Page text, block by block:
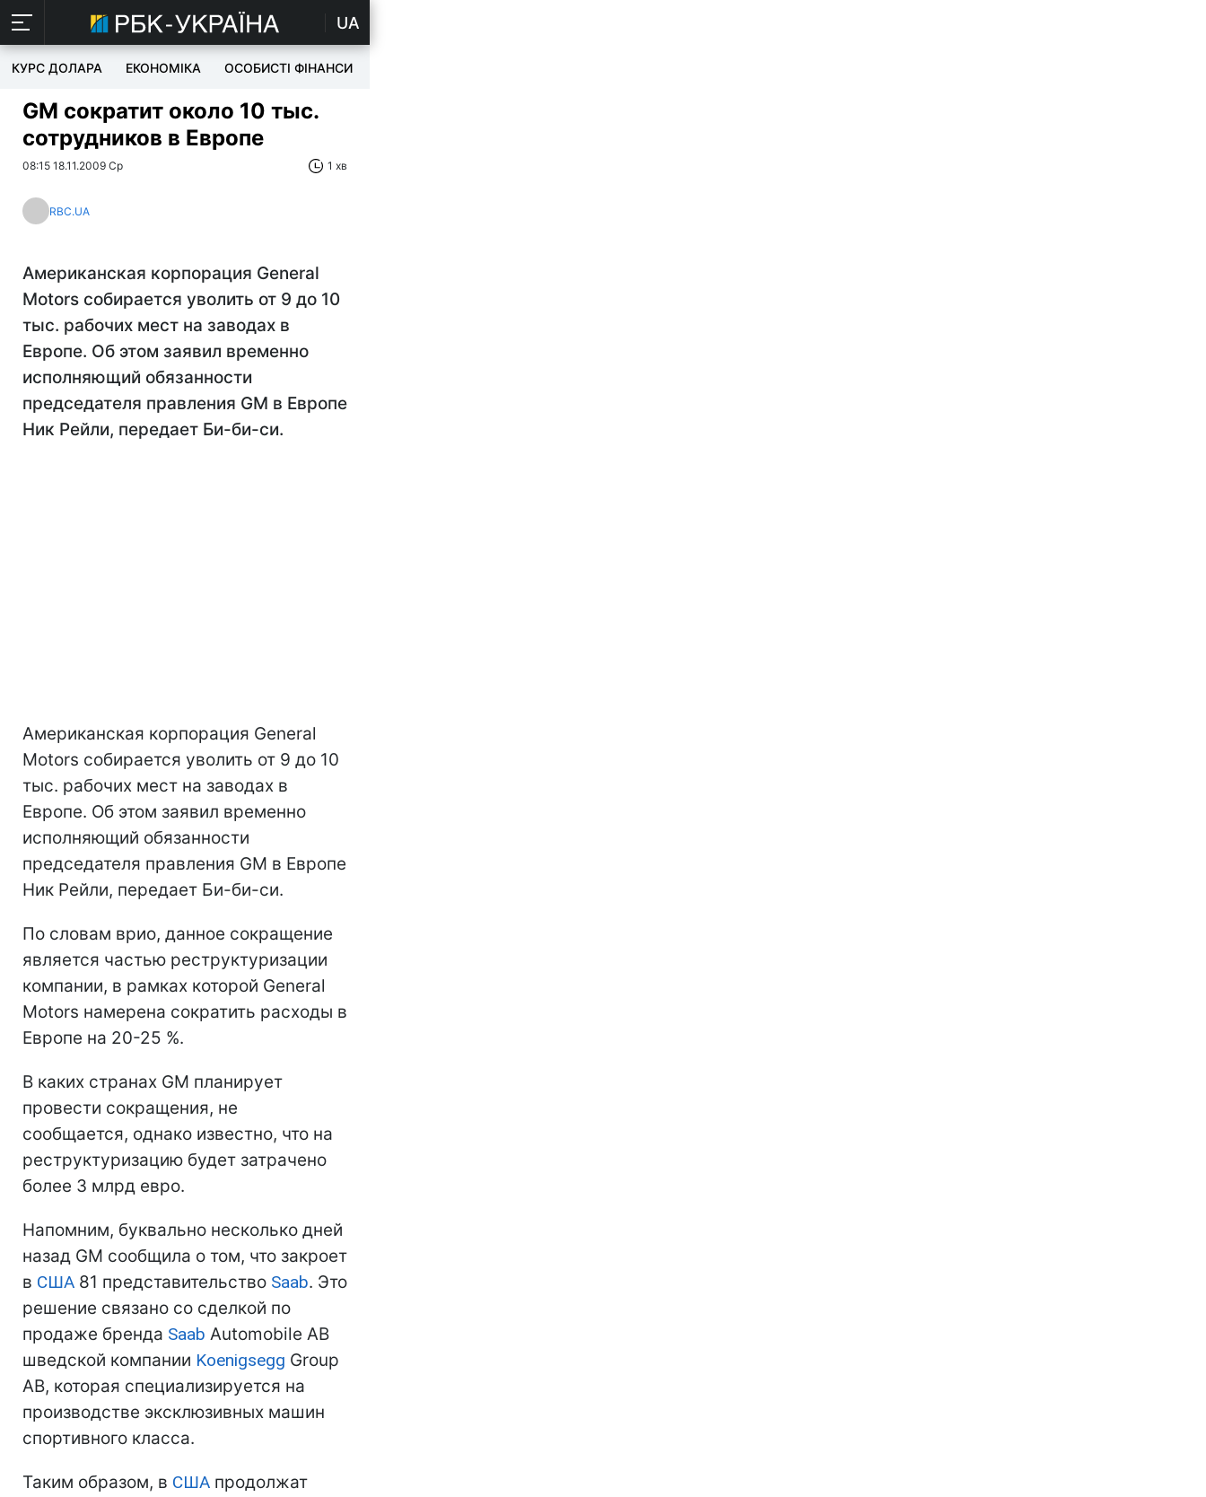
UA
КУРС ДОЛАРА ЕКОНОМІКА ОСОБИСТІ ФІНАНСИ
GM сократит около 10 тыс.
сотрудников в Европе
08:15 18.11.2009 Ср 1 хв
RBC.UA
Американская корпорация General
Motors собирается уволить от 9 до 10
тыс. рабочих мест на заводах в
Европе. Об этом заявил временно
исполняющий обязанности
председателя правления GM в Европе
Ник Рейли, передает Би-би-си.
Американская корпорация General
Motors собирается уволить от 9 до 10
тыс. рабочих мест на заводах в
Европе. Об этом заявил временно
исполняющий обязанности
председателя правления GM в Европе
Ник Рейли, передает Би-би-си.
По словам врио, данное сокращение
является частью реструктуризации
компании, в рамках которой General
Motors намерена сократить расходы в
Европе на 20-25 %.
В каких странах GM планирует
провести сокращения, не
сообщается, однако известно, что на
реструктуризацию будет затрачено
более 3 млрд евро.
Напомним, буквально несколько дней
назад GM сообщила о том, что закроет
в США 81 представительство Saab. Это
решение связано со сделкой по
продаже бренда Saab Automobile AB
шведской компании Koenigsegg Group
AB, которая специализируется на
производстве эксклюзивных машин
спортивного класса.
Таким образом, в США продолжат